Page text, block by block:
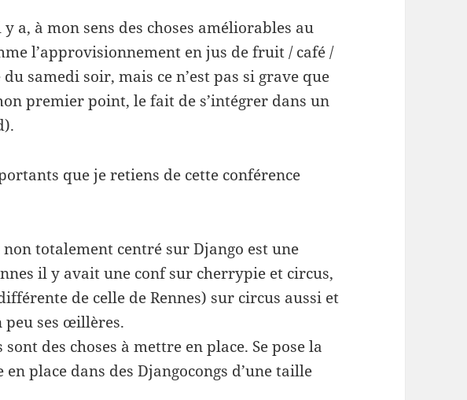
a, à mon sens des choses améliorables au
l’approvisionnement en jus de fruit / café /
samedi soir, mais ce n’est pas si grave que
premier point, le fait de s’intégrer dans un
que je retiens de cette conférence
totalement centré sur Django est une
il y avait une conf sur cherrypie et circus,
de celle de Rennes) sur circus aussi et
peu ses œillères.
des choses à mettre en place. Se pose la
place dans des Djangocongs d’une taille